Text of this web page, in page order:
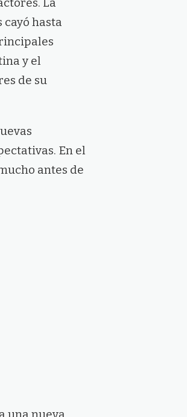
hasta
y el
de su
En el
antes de